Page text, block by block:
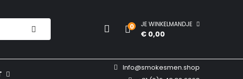
0 JE WINKELMANDJE
€ 0,00
Info@smokesmen.shop